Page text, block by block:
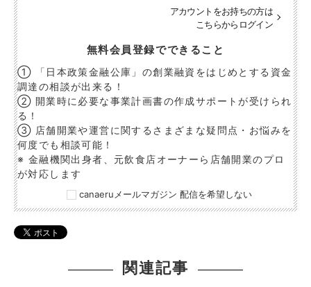
アカウントをお持ちの方は
こちらからログイン
無料会員登録でできること
① 「日本政策金融公庫」の創業融資をはじめとする資金
調達の相談が出来る！
② 開業時に必要な事業計画書の作成サポートが受けられ
る！
③ 店舗開業や運営に関するさまざまな疑問点・お悩みを
何度でも相談可能！
※ 金融機関出身者、元飲食店オーナーら店舗開業のプロ
が対応します
canaeruメールマガジン 配信を希望しない
関連記事